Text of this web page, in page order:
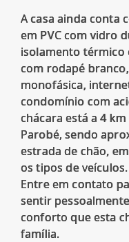
A casa ainda conta
em PVC com vidro
isolamento térmico
com rodapé
monofásica,
condomínio com
chácara está a 4
Parobé, sendo
estrada de chão,
os tipos de veículos.
Entre em contato
sentir
conforto que esta
família.